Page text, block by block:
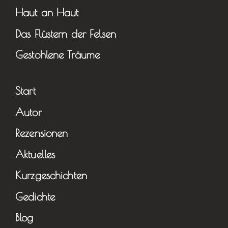
Haut an Haut
Das Flüstern der Felsen
Gestohlene Träume
Start
Autor
Rezensionen
Aktuelles
Kurzgeschichten
Gedichte
Blog